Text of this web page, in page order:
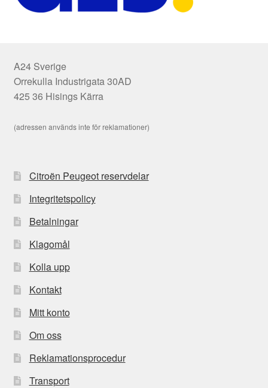
A24 Sverige
Orrekulla Industrigata 30AD
425 36 Hisings Kärra
(adressen används inte för reklamationer)
Citroën Peugeot reservdelar
Integritetspolicy
Betalningar
Klagomål
Kolla upp
Kontakt
Mitt konto
Om oss
Reklamationsprocedur
Transport